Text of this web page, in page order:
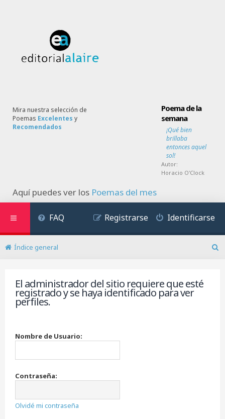
Mira nuestra selección de
Poemas Excelentes y
Recomendados
Poema de la
semana
¡Qué bien
brillaba
entonces aquel
sol!
Autor:
Horacio O'Clock
Aquí puedes ver los Poemas del mes
FAQ Identificarse
Registrarse
Índice general
El administrador del sitio requiere que esté
registrado y se haya identificado para ver
perfiles.
Nombre de Usuario:
Contraseña:
Olvidé mi contraseña